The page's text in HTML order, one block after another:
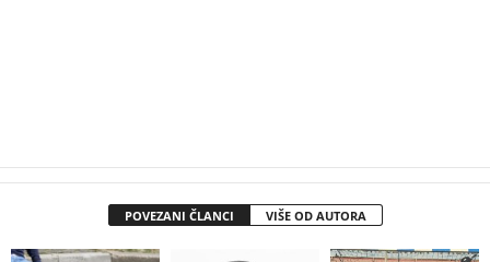
POVEZANI ČLANCI VIŠE OD AUTORA